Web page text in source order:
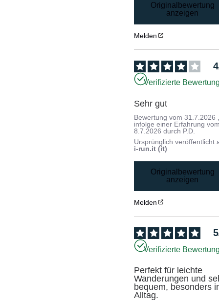
Originalbewertung
anzeigen
Melden
4
Verifizierte
Sehr gut
Bewertung vom31.7.2026
infolge einer Erfahrung
8.7.2026 durch P.D.
Ursprünglich veröffentlicht
i-run.it (it)
Originalbewertung
anzeigen
Melden
5
Verifizierte
Perfekt für leichte
Wanderungen und
bequem, besonders
Alltag.